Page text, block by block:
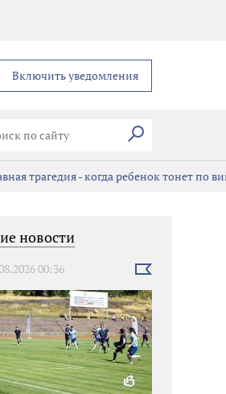
Включить уведомления
Искать
трагедия - когда ребенок тонет по
новости
00:36
Выбрать